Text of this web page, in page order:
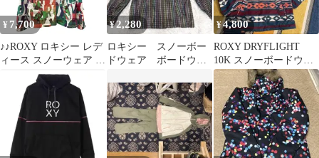
¥ 7,700
♪♪ROXY ロキシー レデ
ィース スノーウェア ス
ノーボード スキー ジャ
ケット ジャンパー
SIZE M ホワイト
¥2,280
ロキシー スノーボー
ドウェア ボードウェ
M ROXY 上着
¥4,800
ROXY DRYFLIGHT
10K スノーボードウェ
ア M